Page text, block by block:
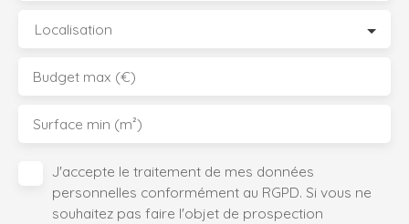
Localisation
Budget max (€)
Surface min (m²)
J'accepte le traitement de mes données
personnelles conformément au RGPD. Si vous ne
souhaitez pas faire l'objet de prospection